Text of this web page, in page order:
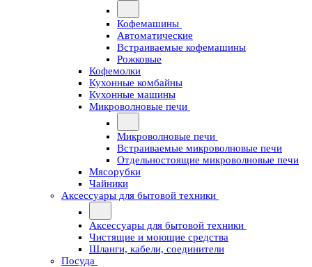
Кофемашины
Автоматические
Встраиваемые кофемашины
Рожковые
Кофемолки
Кухонные комбайны
Кухонные машины
Микроволновые печи
Микроволновые печи
Встраиваемые микроволновые печи
Отдельностоящие микроволновые печи
Мясорубки
Чайники
Аксессуары для бытовой техники
Аксессуары для бытовой техники
Чистящие и моющие средства
Шланги, кабели, соединители
Посуда